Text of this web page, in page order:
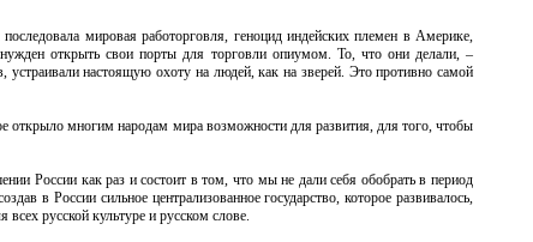
мировая работорговля, геноцид индейских племен в Америке,
открыть свои порты для торговли опиумом. То, что они делали, –
устраивали настоящую охоту на людей, как на зверей. Это противно самой
открыло многим народам мира возможности для развития, для того, чтобы
России как раз и состоит в том, что мы не дали себя обобрать в период
в России сильное централизованное государство, которое развивалось,
русской культуре и русском слове.